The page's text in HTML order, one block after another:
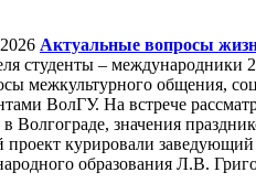
Актуальные вопросы
студенты – международники
межкультурного общения,
ВолГУ. На встрече
Волгограде, значения
проект курировали
образования Л.В.